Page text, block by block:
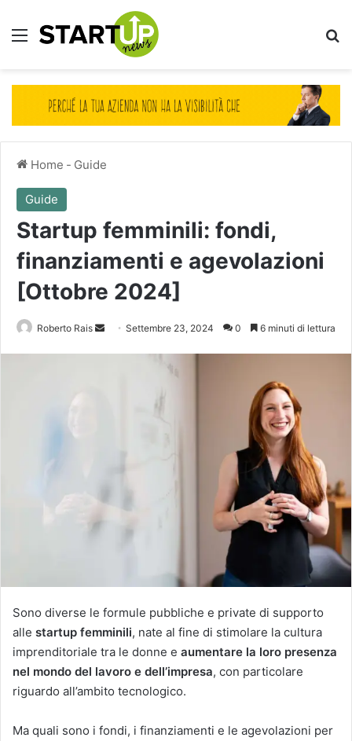
Menu
Home - Guide
Guide
Startup femminili: fondi,
finanziamenti e agevolazioni
[Ottobre 2024]
Roberto Rais
Invia Settembre 23, 2024 0 6 minuti di lettura
Sono diverse le formule pubbliche e private di supporto
alle startup femminili, nate al fine di stimolare la cultura
imprenditoriale tra le donne e aumentare la loro presenza
nel mondo del lavoro e dell’impresa, con particolare
riguardo all’ambito tecnologico.
Ma quali sono i fondi, i finanziamenti e le agevolazioni per